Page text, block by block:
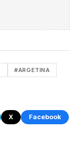
#ARGETINA
X
Facebook